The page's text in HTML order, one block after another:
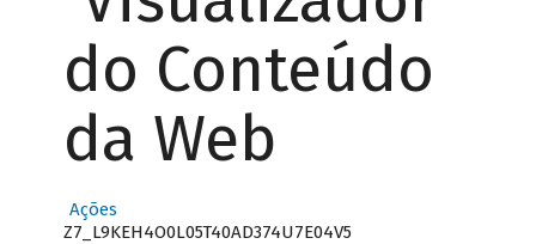
do Conteúdo
da Web
Ações
Z7_L9KEH4O0L05T40AD374U7E04V5